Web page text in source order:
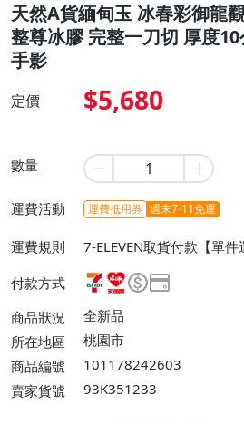
天然A貨緬甸玉 冰春彩御龍
整尊冰膠 完整一刀切 厚度
手影
定價 $5,680
數量
運費活動 運費抵用券 週末7-11免運
運費規則
7-ELEVEN取貨付款【單
$2000免運費】、萊爾富
費$60、消費滿$2000免運
【單件運費$120、消費滿
費】、離島配送【單件運
付款方式
商品狀況
全新品
所在地區
桃園市
商品編號
101178242603
賣家貨號
93K351233